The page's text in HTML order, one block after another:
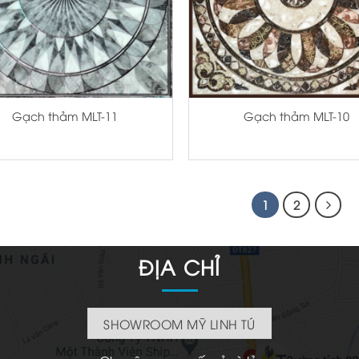
Gạch thảm MLT-11
+
Gạch thảm MLT-10
1 2
ĐỊA CHỈ
SHOWROOM MỸ LINH TÚ